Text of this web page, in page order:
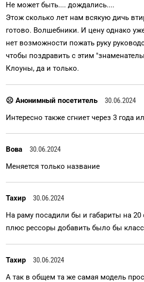
Не может быть.... дождались....
Этож сколько лет нам всякую дичь
готово. Волшебники. И цену однако
нет возможности пожать руку
чтобы поздравить с этим
Клоуны, да и только.
☹ Анонимный посетитель
30.06.2024
Интересно также сгниет через 3 года
Вова
30.06.2024
Меняется только название
Тахир
30.06.2024
На раму посадили бы и габариты на
плюс рессоры добавить было бы класс
Тахир
30.06.2024
А так в общем та же самая модель